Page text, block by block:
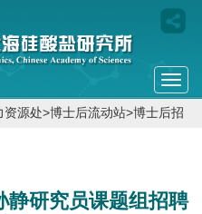
资源处>博士后流动站>博士后招
静研究员课题组招聘